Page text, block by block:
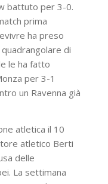
battuto per 3-0.
prima
ha preso
di
le ha fatto
per 3-1
un Ravenna già
atletica il 10
atletico Berti
delle
La settimana